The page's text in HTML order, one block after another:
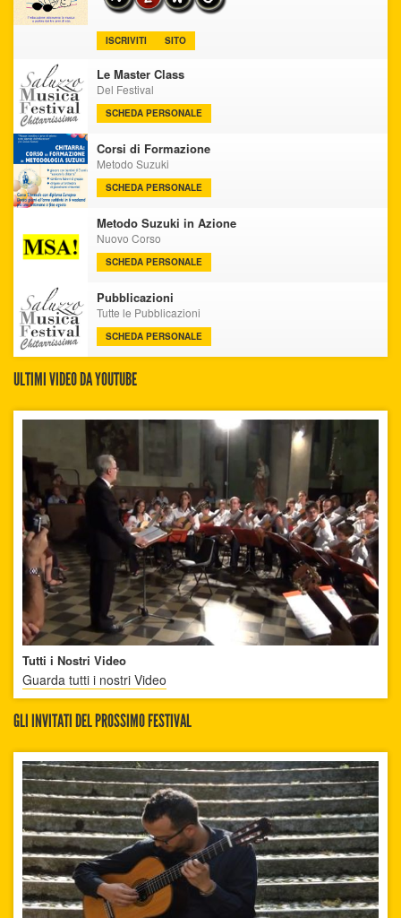
ISCRIVITI SITO
Le Master Class
Del Festival
SCHEDA PERSONALE
Corsi di Formazione
Metodo Suzuki
SCHEDA PERSONALE
Metodo Suzuki in Azione
Nuovo Corso
SCHEDA PERSONALE
Pubblicazioni
Tutte le Pubblicazioni
SCHEDA PERSONALE
ULTIMI VIDEO DA YOUTUBE
Tutti i Nostri Video
Guarda tutti i nostri Video
GLI INVITATI DEL PROSSIMO FESTIVAL